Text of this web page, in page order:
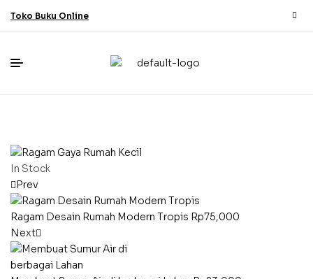
Toko Buku Online
In Stock
Prev
Ragam Desain Rumah Modern Tropis Rp75,000
Next